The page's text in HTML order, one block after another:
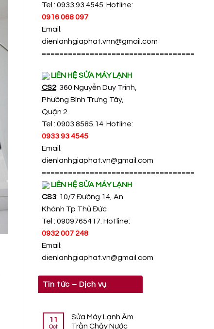
Tel : 0933.93.4545. Hotline:
0916 068 097
Email:
dienlanhgiaphat.vnn@gmail.com
===================================
LIÊN HỆ SỬA MÁY LẠNH
CS2: 360 Nguyễn Duy Trinh,
Phường Bình Trưng Tây,
Quận 2
Tel : 0903.8585.14. Hotline:
0933 93 4545
Email:
dienlanhgiaphat.vn@gmail.com
===================================
LIÊN HỆ SỬA MÁY LẠNH
CS3: 10/7 Đường 14, An
Khánh Tp Thủ Đức
Tel : 0909765417. Hotline:
0932 007 248
Email:
dienlanhgiaphat.vn@gmail.com
Tin tức – Dịch vụ
11
Oct
Sửa Máy Lạnh Âm
Trần Chảy Nước